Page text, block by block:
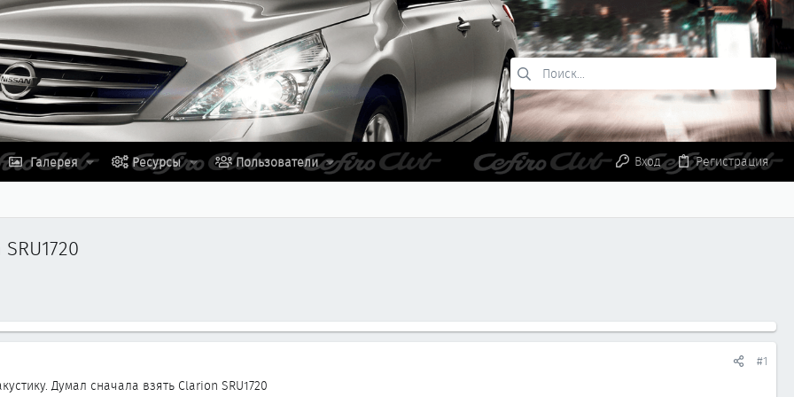
Галерея Ресурсы Пользователи Вход Регистрация
#1
Думал сначала взять Clarion SRU1720